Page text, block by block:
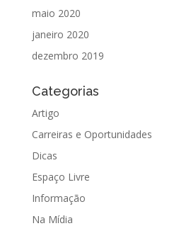
maio 2020
janeiro 2020
dezembro 2019
Categorias
Artigo
Carreiras e Oportunidades
Dicas
Espaço Livre
Informação
Na Mídia